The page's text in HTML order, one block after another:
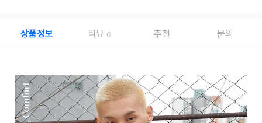
상품정보 리뷰 0 추천 문의